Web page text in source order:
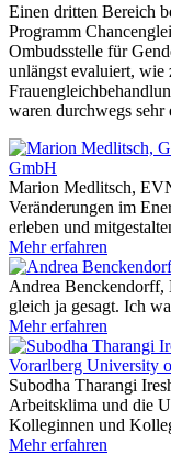
Einen dritten Bereich
Programm
Ombudsstelle für
unlängst evaluiert, wie
waren durchwegs sehr
Marion Medlitsch,
Veränderungen im
erleben und
Mehr erfahren
Andrea
gleich ja gesagt. Ich
Mehr erfahren
Subodha Tharangi
Arbeitsklima und die
Kolleginnen und
Mehr erfahren